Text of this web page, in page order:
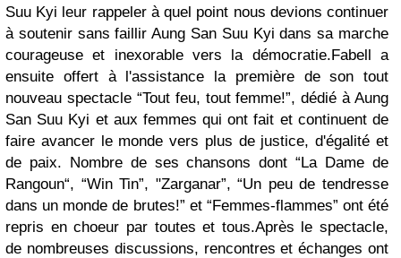
Suu Kyi leur rappeler à quel point nous devions continuer
à soutenir sans faillir Aung San Suu Kyi dans sa marche
courageuse et inexorable vers la démocratie.Fabell a
ensuite offert à l'assistance la première de son tout
nouveau spectacle “Tout feu, tout femme!”, dédié à Aung
San Suu Kyi et aux femmes qui ont fait et continuent de
faire avancer le monde vers plus de justice, d'égalité et
de paix. Nombre de ses chansons dont “La Dame de
Rangoun“, “Win Tin”, "Zarganar”, “Un peu de tendresse
dans un monde de brutes!” et “Femmes-flammes” ont été
repris en choeur par toutes et tous.Après le spectacle,
de nombreuses discussions, rencontres et échanges ont